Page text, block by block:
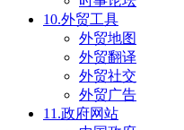
10.外贸工具
外贸地图
外贸翻译
外贸社交
外贸广告
11.政府网站